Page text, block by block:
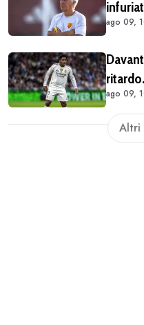
ago 09,
ago 09,
Altri